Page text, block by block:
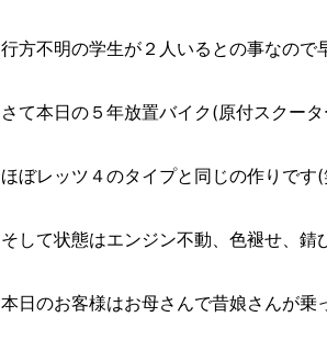
行方不明の学生が２人いるとの事なので
さて本日の５年放置バイク(原付スクー
ほぼレッツ４のタイプと同じの作りです(
そして状態はエンジン不動、色褪せ、錆
本日のお客様はお母さんで昔娘さんが乗